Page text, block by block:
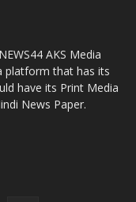
AKS Media
platform that has its
have its Print Media
News Paper.